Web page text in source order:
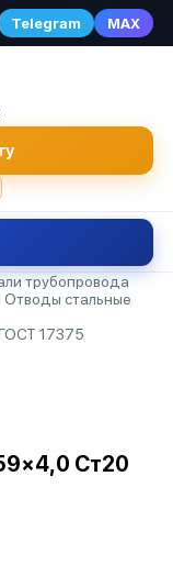
Telegram MAX
трубопровода
Отводы стальные
17375
Ст20